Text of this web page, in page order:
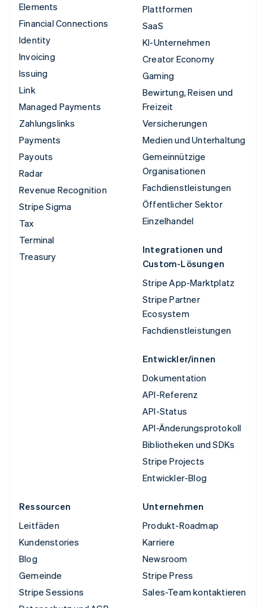
Elements
Financial Connections
Identity
Invoicing
Issuing
Link
Managed Payments
Zahlungslinks
Payments
Payouts
Radar
Revenue Recognition
Stripe Sigma
Tax
Terminal
Treasury
Plattformen
SaaS
KI-Unternehmen
Creator Economy
Gaming
Bewirtung, Reisen und
Freizeit
Versicherungen
Medien und Unterhaltung
Gemeinnützige
Organisationen
Fachdienstleistungen
Öffentlicher Sektor
Einzelhandel
Integrationen und
Custom-Lösungen
Stripe App-Marktplatz
Stripe Partner
Ecosystem
Fachdienstleistungen
Entwickler/innen
Dokumentation
API-Referenz
API-Status
API-Änderungsprotokoll
Bibliotheken und SDKs
Stripe Projects
Entwickler-Blog
Ressourcen
Leitfäden
Kundenstories
Blog
Gemeinde
Stripe Sessions
Unternehmen
Produkt-Roadmap
Karriere
Newsroom
Stripe Press
Sales-Team kontaktieren